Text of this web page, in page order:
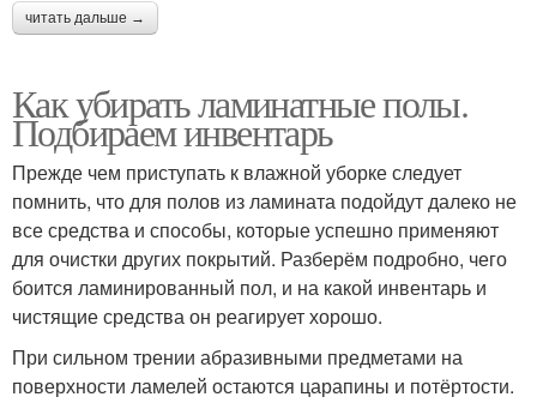
читать дальше →
Как убирать ламинатные полы.
Подбираем инвентарь
Прежде чем приступать к влажной уборке следует
помнить, что для полов из ламината подойдут далеко не
все средства и способы, которые успешно применяют
для очистки других покрытий. Разберём подробно, чего
боится ламинированный пол, и на какой инвентарь и
чистящие средства он реагирует хорошо.
При сильном трении абразивными предметами на
поверхности ламелей остаются царапины и потёртости.